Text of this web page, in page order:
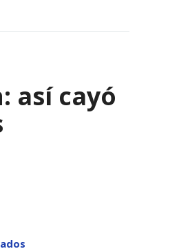
así cayó